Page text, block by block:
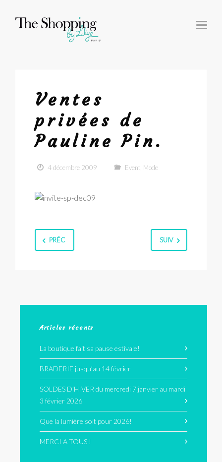
T
O
Ventes
privées de
Pauline Pin.
4 décembre 2009 Event Mode
PRÉC SUIV
Articles récents
La boutique fait sa pause estivale!
BRADERIE jusqu’au 14 février
SOLDES D’HIVER du mercredi 7 janvier au mardi
3 février 2026
Que la lumière soit pour 2026!
MERCI A TOUS !